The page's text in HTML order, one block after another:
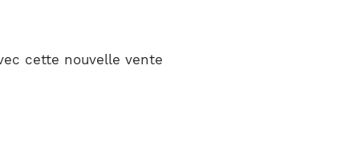
cette nouvelle vente